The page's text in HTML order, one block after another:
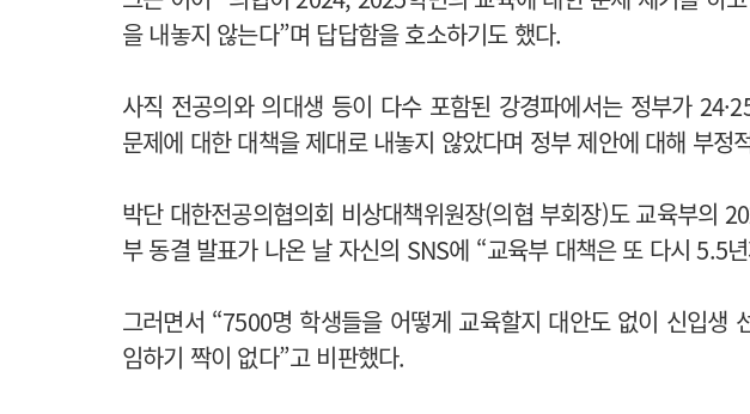
을 내놓지 않는다”며 답답함을 호소하기도 했다.
사직 전공의와 의대생 등이 다수 포함된 강경파에서는 정부가
문제에 대한 대책을 제대로 내놓지 않았다며 정부 제안에 대해 부정
박단 대한전공의협의회 비상대책위원장(의협 부회장)도 교육부의
부 동결 발표가 나온 날 자신의 SNS에 “교육부 대책은 또 다시 5.5
그러면서 “7500명 학생들을 어떻게 교육할지 대안도 없이 신입생
임하기 짝이 없다”고 비판했다.